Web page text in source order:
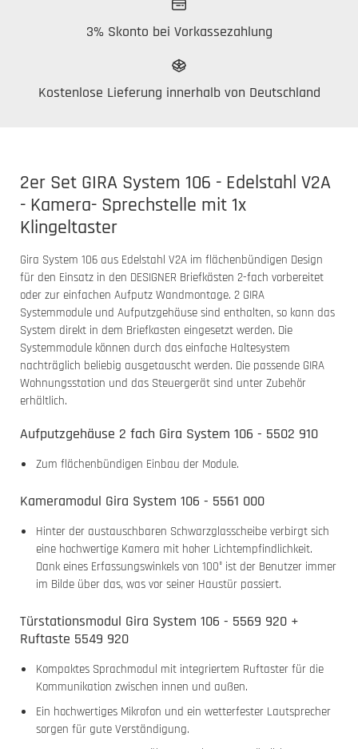
3% Skonto bei Vorkassezahlung
Kostenlose Lieferung innerhalb von Deutschland
2er Set GIRA System 106 - Edelstahl V2A
- Kamera- Sprechstelle mit 1x
Klingeltaster
Gira System 106 aus Edelstahl V2A im flächenbündigen Design
für den Einsatz in den DESIGNER Briefkästen 2-fach vorbereitet
oder zur einfachen Aufputz Wandmontage. 2 GIRA
Systemmodule und Aufputzgehäuse sind enthalten, so kann das
System direkt in dem Briefkasten eingesetzt werden. Die
Systemmodule können durch das einfache Haltesystem
nachträglich beliebig ausgetauscht werden. Die passende GIRA
Wohnungsstation und das Steuergerät sind unter Zubehör
erhältlich.
Aufputzgehäuse 2 fach Gira System 106 - 5502 910
Zum flächenbündigen Einbau der Module.
Kameramodul Gira System 106 - 5561 000
Hinter der austauschbaren Schwarzglasscheibe verbirgt sich
eine hochwertige Kamera mit hoher Lichtempfindlichkeit.
Dank eines Erfassungswinkels von 100° ist der Benutzer immer
im Bilde über das, was vor seiner Haustür passiert.
Türstationsmodul Gira System 106 - 5569 920 +
Ruftaste 5549 920
Kompaktes Sprachmodul mit integriertem Ruftaster für die
Kommunikation zwischen innen und außen.
Ein hochwertiges Mikrofon und ein wetterfester Lautsprecher
sorgen für gute Verständigung.